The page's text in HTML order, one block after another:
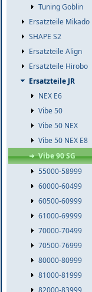
Tuning Goblin
Ersatzteile Mikado
SHAPE S2
Ersatzteile Align
Ersatzteile Hirobo
Ersatzteile JR
NEX E6
Vibe 50
Vibe 50 NEX
Vibe 50 NEX E8
Vibe 90 SG
55000-58999
60000-60499
60500-60999
61000-69999
70000-70499
70500-76999
80000-80999
81000-81999
82000-83999